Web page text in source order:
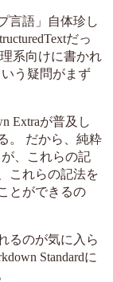
言語」自体珍し
だっ
系向けに書かれ
う疑問がまず
Extraが普及し
。 だから、純粋
、これらの記
これらの記法を
とができるの
るのが気に入ら
Standardに